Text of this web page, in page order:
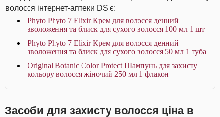
волосся інтернет-аптеки DS є:
Phyto Phyto 7 Elixir Крем для волосся денний
зволоження та блиск для сухого волосся 100 мл 1 шт
Phyto Phyto 7 Elixir Крем для волосся денний
зволоження та блиск для сухого волосся 50 мл 1 туба
Original Botanic Color Protect Шампунь для захисту
кольору волосся жіночий 250 мл 1 флакон
Засоби для захисту волосся ціна в